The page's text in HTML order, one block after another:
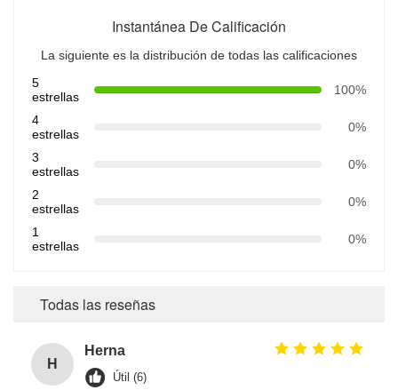
Instantánea De Calificación
La siguiente es la distribución de todas las calificaciones
5
estrellas
100%
4
estrellas
0%
3
estrellas
0%
2
estrellas
0%
1
estrellas
0%
Todas las reseñas
H
Herna
Útil (6)